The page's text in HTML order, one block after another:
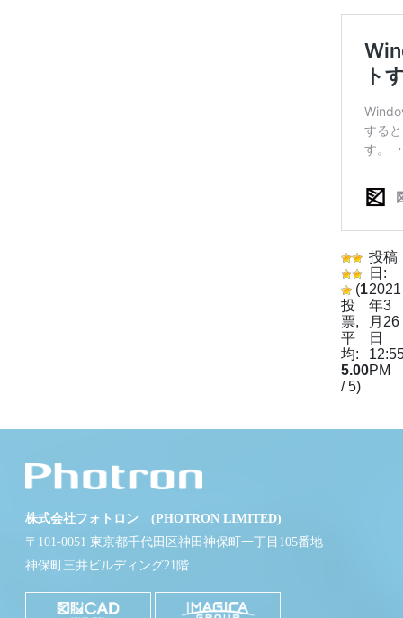
(1
投
票,
平
均:
5.00
/ 5)
投稿
日:
2021
年3
月26
日
PM
株式会社フォトロン (PHOTRON LIMITED)
〒101-0051 東京都千代田区神田神保町一丁目105番地
神保町三井ビルディング21階